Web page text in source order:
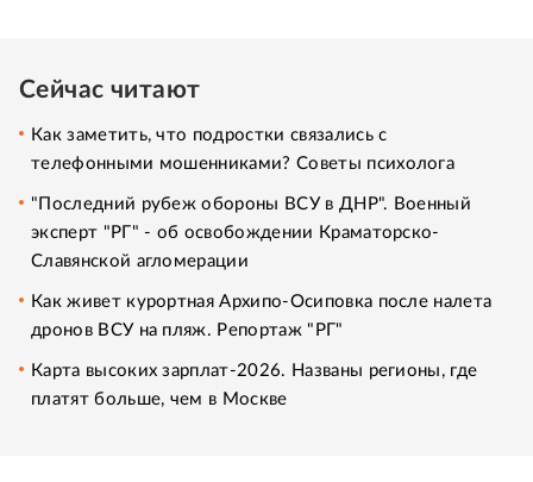
Сейчас читают
Как заметить, что подростки связались с
телефонными мошенниками? Советы психолога
"Последний рубеж обороны ВСУ в ДНР". Военный
эксперт "РГ" - об освобождении Краматорско-
Славянской агломерации
Как живет курортная Архипо-Осиповка после налета
дронов ВСУ на пляж. Репортаж "РГ"
Карта высоких зарплат-2026. Названы регионы, где
платят больше, чем в Москве